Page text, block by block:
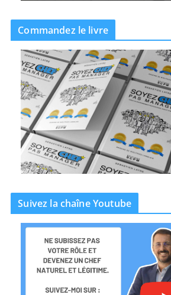
Commandez le livre
Suivez la chaîne Youtube